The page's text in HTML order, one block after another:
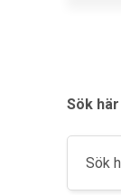
Sök här